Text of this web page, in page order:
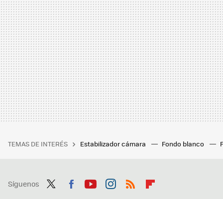
TEMAS DE INTERÉS Estabilizador cámara Fondo blanco
Síguenos